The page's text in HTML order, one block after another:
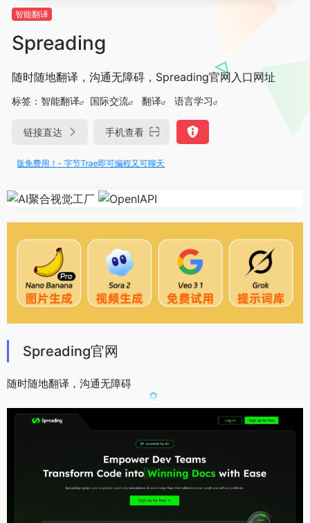
智能翻译
Spreading
随时随地翻译，沟通无障碍，Spreading官网入口网址
标签： 智能翻译 国际交流 翻译 语言学习
链接直达 手机查看
免费用！- 字节Trae即可编程又可聊天
Spreading官网
随时随地翻译，沟通无障碍